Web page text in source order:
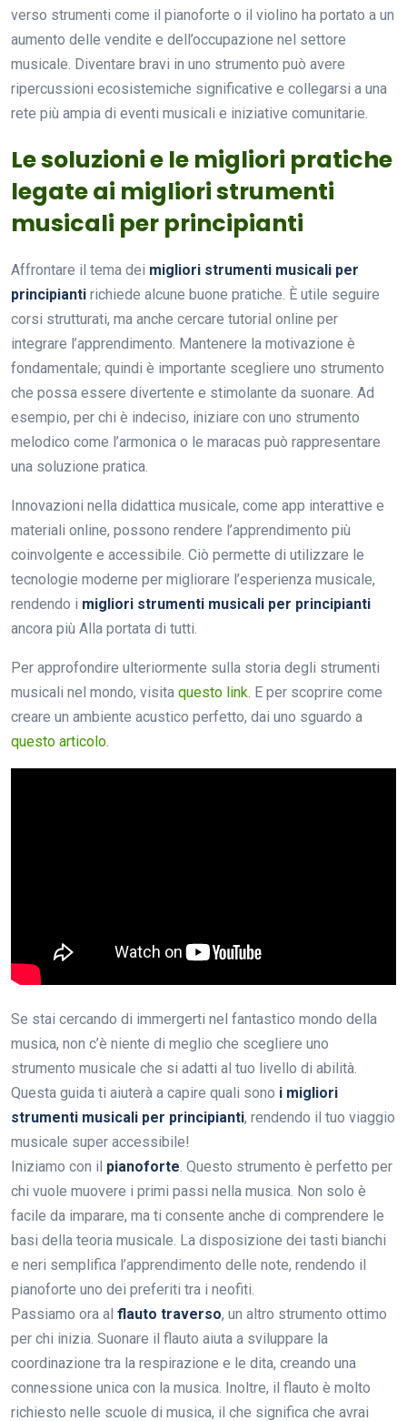
verso strumenti come il pianoforte o il violino ha portato a un
aumento delle vendite e dell’occupazione nel settore
musicale. Diventare bravi in uno strumento può avere
ripercussioni ecosistemiche significative e collegarsi a una
rete più ampia di eventi musicali e iniziative comunitarie.
Le soluzioni e le migliori pratiche
legate ai migliori strumenti
musicali per principianti
Affrontare il tema dei migliori strumenti musicali per
principianti richiede alcune buone pratiche. È utile seguire
corsi strutturati, ma anche cercare tutorial online per
integrare l’apprendimento. Mantenere la motivazione è
fondamentale; quindi è importante scegliere uno strumento
che possa essere divertente e stimolante da suonare. Ad
esempio, per chi è indeciso, iniziare con uno strumento
melodico come l’armonica o le maracas può rappresentare
una soluzione pratica.
Innovazioni nella didattica musicale, come app interattive e
materiali online, possono rendere l’apprendimento più
coinvolgente e accessibile. Ciò permette di utilizzare le
tecnologie moderne per migliorare l’esperienza musicale,
rendendo i migliori strumenti musicali per principianti
ancora più Alla portata di tutti.
Per approfondire ulteriormente sulla storia degli strumenti
musicali nel mondo, visita questo link. E per scoprire come
creare un ambiente acustico perfetto, dai uno sguardo a
questo articolo.
Se stai cercando di immergerti nel fantastico mondo della
musica, non c’è niente di meglio che scegliere uno
strumento musicale che si adatti al tuo livello di abilità.
Questa guida ti aiuterà a capire quali sono i migliori
strumenti musicali per principianti, rendendo il tuo viaggio
musicale super accessibile!
Iniziamo con il pianoforte. Questo strumento è perfetto per
chi vuole muovere i primi passi nella musica. Non solo è
facile da imparare, ma ti consente anche di comprendere le
basi della teoria musicale. La disposizione dei tasti bianchi
e neri semplifica l’apprendimento delle note, rendendo il
pianoforte uno dei preferiti tra i neofiti.
Passiamo ora al flauto traverso, un altro strumento ottimo
per chi inizia. Suonare il flauto aiuta a sviluppare la
coordinazione tra la respirazione e le dita, creando una
connessione unica con la musica. Inoltre, il flauto è molto
richiesto nelle scuole di musica, il che significa che avrai